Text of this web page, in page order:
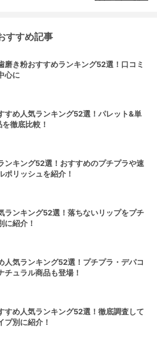
すすめ記事
磨き粉おすすめランキング52選！口コミ
心に
すめ人気ランキング52選！パレット&単
徹底比較！
ンキング52選！おすすめのプチプラや速
ポリッシュを紹介！
ランキング52選！落ちないリップをプチ
に紹介！
人気ランキング52選！プチプラ・デパコ
チュラル商品も登場！
すめ人気ランキング52選！徹底調査して
プ別に紹介！